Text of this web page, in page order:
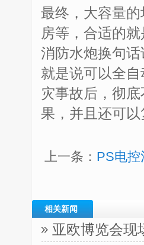
最终，大容量
房等，合适的
消防水炮换句
就是说可以全
灾事故后，彻
果，并且还可
上一条： PS电
相关新闻
亚欧博览会现